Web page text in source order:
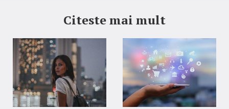
Citeste mai mult